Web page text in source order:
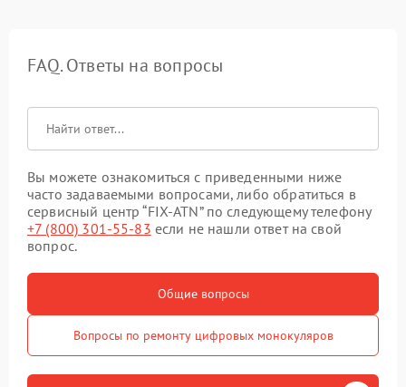
FAQ. Ответы на вопросы
Вы можете ознакомиться с приведенными ниже
часто задаваемыми вопросами, либо обратиться в
сервисный центр “FIX-ATN” по следующему телефону
+7 (800) 301-55-83 если не нашли ответ на свой
вопрос.
Общие вопросы
Вопросы по ремонту цифровых монокуляров